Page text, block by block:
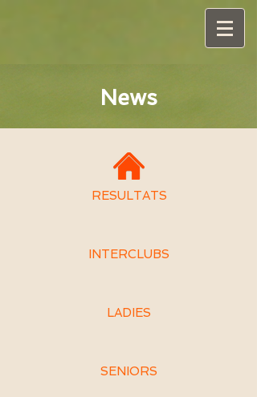
News
RESULTATS
INTERCLUBS
LADIES
SENIORS